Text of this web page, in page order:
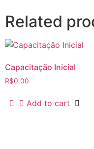
Related
Capacitação Inicial
R$0.00
Add to cart